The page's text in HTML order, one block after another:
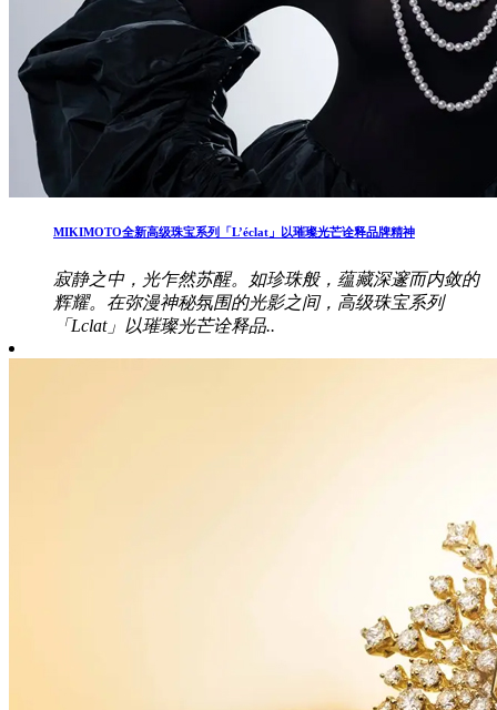
MIKIMOTO全新高级珠宝系列「L’éclat」以璀璨光芒诠释品牌精神
寂静之中，光乍然苏醒。如珍珠般，蕴藏深邃而内敛的
辉耀。在弥漫神秘氛围的光影之间，高级珠宝系列
「Lclat」以璀璨光芒诠释品..